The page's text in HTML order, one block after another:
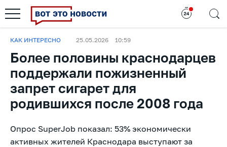
КАК ИНТЕРЕСНО 25.05.2026 10:59
Более половины краснодарцев
поддержали пожизненный
запрет сигарет для
родившихся после 2008 года
Опрос SuperJob показал: 53% экономически
активных жителей Краснодара выступают за